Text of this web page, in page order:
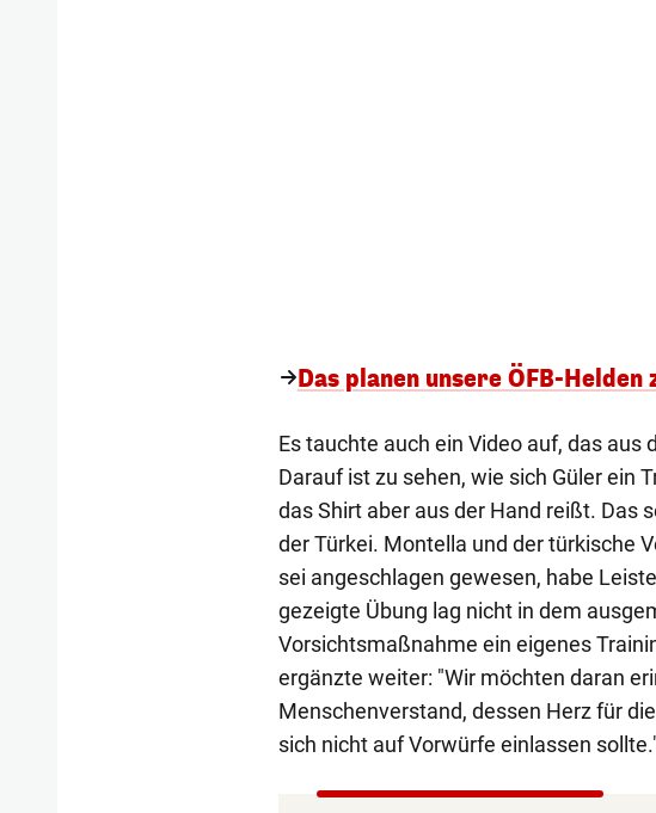
Das planen unsere ÖFB-
Es tauchte auch ein Video auf, das
Darauf ist zu sehen, wie sich Güler ein
das Shirt aber aus der Hand reißt. Das
der Türkei. Montella und der türkische
sei angeschlagen gewesen, habe
gezeigte Übung lag nicht in dem
Vorsichtsmaßnahme ein eigenes
ergänzte weiter: "Wir möchten daran
Menschenverstand, dessen Herz für
sich nicht auf Vorwürfe einlassen